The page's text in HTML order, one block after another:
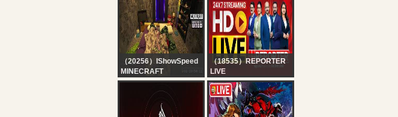
Debrecen Masters |
Finals
（20256）IShowSpeed
MINECRAFT
HARDCORE ALL
BOSSES DAY 2 ???‍♂️ft.
KaiCenat (Part 2)
（18535）REPORTER
LIVE
24x7 Reporter Live TV |
Kerala Rain Alert Live |
HD Streaming | Latest
Malayalam News |